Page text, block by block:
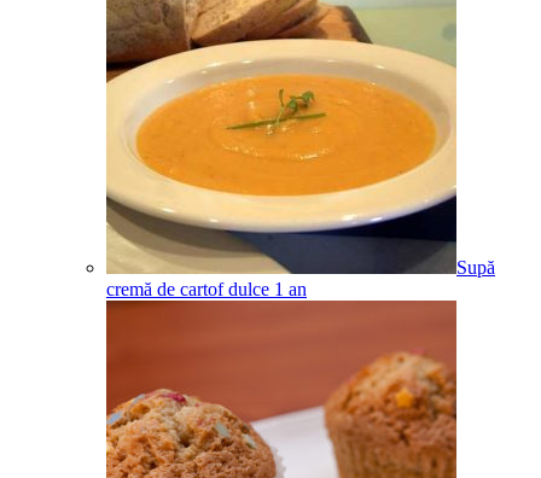
Supă
cremă de cartof dulce 1 an